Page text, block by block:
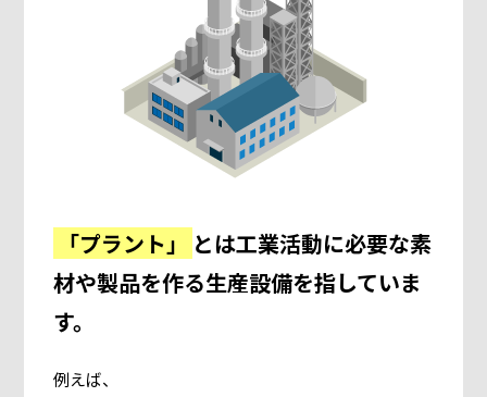
「プラント」
とは工業活動に必要な素
材や製品を作る生産設備を指していま
す。
例えば、